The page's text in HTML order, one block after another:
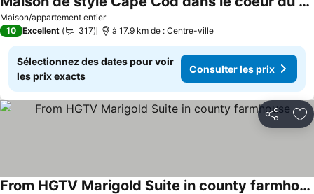
Maison/appartement entier
Consulter les prix
10 Excellent 317 à 17.9 km de : Centre-ville
Sélectionnez des dates pour voir
les prix exacts
Consulter les prix
Partager
From HGTV Marigold Suite in county farmhouse